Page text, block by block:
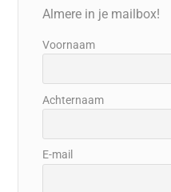
Almere in je mailbox!
Voornaam
Achternaam
E-mail